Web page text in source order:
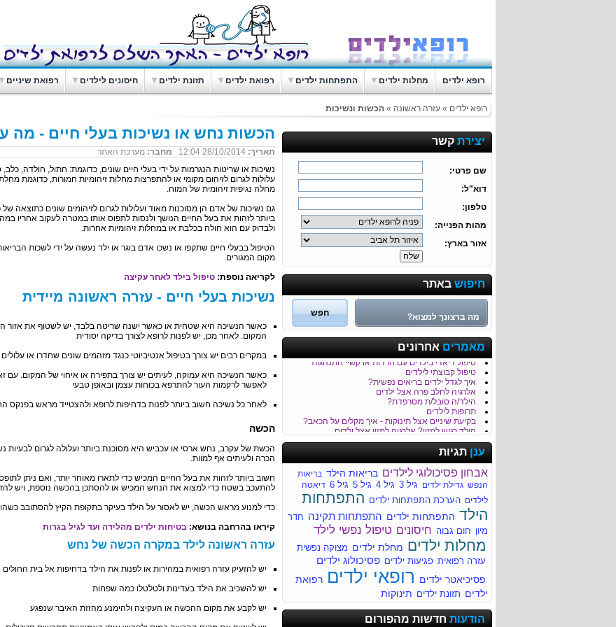
רופא ילדים מחלות ילדים התפתחות ילדים רפואת ילדים תזונת ילדים חיסונים לילדים רפואת שיניים
רופא ילדים » עזרה ראשונה » הכשות ונשיכות
יצירת קשר
שם פרטי:
דוא"ל:
טלפון:
מהות הפנייה:
אזור בארץ:
חיפוש באתר
מאמרים אחרונים
כמה נקי הגן של הילד/ה שלך?
טיפול בבעיות התנהגות וכעסים של ילדים
טיפול דיאדי בילדים עם חרדות או קשיי התנהגות
טיפול קבוצתי לילדים
איך לגדל ילדים בריאים נפשית?
אלרגיה לחלב פרה אצל ילדים
הילד/ה סובל/ת מסרפדת?
תרופות לילדים
בקיעת שיניים אצל תינוקות - איך מקלים על הכאב?
הילד רגיש למזון? אלרגיה למזון אצל ילדים
לילד/ה יש קלקול קיבה?
חבלת ראש והגשת עזרה ראשונה לילד
דלקת קרום המוח Meningitis
חשוב לדעת על מיגרנות בילדים
עקיצות של חרקים - טיפול בילד לאחר עקיצה
סימפטומים נפוצים של מחלות ילדים
איך מזהים שהילד סובל מהתייבשות?
למה הילד/ה סובל/ת מהקאות?
רפואת ילדים
מחלות ילדים
מתי הילד שלך זקוק לעזרה מקצועית?
לדעת יותר על צהבת ילודים
מחלת הנשיקה (Infectious mononucleosis)
מומים מולדים - התפתחותיים ומבניים
ענן תגיות
אבחון פסיכולוגי לילדים בריאות הילד בריאות
הנפש גדילת ילדים גיל 3 גיל 4 גיל 5 גיל 6
דיאטה
לילדים הערכת התפתחות ילדים התפתחות
הילד התפתחות ילדים התפתחות תקינה חדר
מיון חום גבוה חיסונים טיפול נפשי לילד
מחלות ילדים מחלת ילדים מצוקה נפשית
עזרה רפואית פגיעות ילדים פסיכולוג ילדים
פסיכיאטר ילדים רופאי ילדים רפואת
ילדים תזונת ילדים תינוקות
הודעות חדשות מהפורום
ריור בעקבות דלקת גרון
ריור בעקבות דלקת גרון
הכשות נחש או נשיכות בעלי חיים - מה
תאריך: מחבר: מערכת האתר
נשיכות או שריטות הנגרמות על ידי בעלי חיים שונים, כדוגמת: חתול, חולדה,
עלולות לגרום לזיהום מקומי או להתפרצות מחלות זיהומיות חמורות, כדוגמת
מחלה נגיפית זיהומית של המוח.
גם נשיכות של אדם הן מסוכנות מאוד ועלולות לגרום לזיהומים שונים כתוצאה
ביותר לזהות את בעל החיים הנושך ולנסות לתפוס אותו במטרה לעקוב אחריו
ולבדוק עם הוא חולה בכלבת או במחלות זיהומיות אחרות.
הטיפול בבעלי חיים שתקפו או נשכו אדם בוגר או ילד נעשה על ידי לשכות
מקום המגורים.
לקריאה נוספת: טיפול בילד לאחר עקיצה
נשיכות בעלי חיים - עזרה ראשונה מיידית
כאשר הנשיכה היא שטחית או כאשר ישנה שריטה בלבד, יש לשטוף את אזור
המקום. לאחר מכן, יש לפנות לרופא לצורך בדיקה יסודית
במקרים רבים יש צורך בטיפול אנטיביוטי כנגד מזהמים שונים שחדרו או
כאשר הנשיכה היא עמוקה, לעיתים יש צורך בתפירה או איחוי של המקום. עם
לאפשר לרקמות העור להתרפא בכוחות עצמן ובאופן טבעי
לאחר כל נשיכה חשוב ביותר לפנות בדחיפות לרופא ולהצטייד מראש בפנקס
הכשה
הכשת של עקרב, נחש ארסי או עכביש היא מסוכנת ביותר ועלולה לגרום
הכרה ולעיתים אף למוות.
חשוב ביותר לזהות את בעל החיים המכיש כדי לתארו מאוחר יותר, ואם ניתן
להתעכב בשטח כדי למצוא את הנחש המכיש או להסתכן בהכשה נוספת, ויש
כדי למנוע מראש הכשה, יש לאסור על הילד בעיקר בתקופת הקיץ להסתובב
קיראו בהרחבה בנושא: בטיחות ילדים מהלידה ועד לגיל בגרות
עזרה ראשונה לילד במקרה הכשה של נחש
יש להזעיק עזרה רפואית במהירות או לפנות את הילד בדחיפות אל בית החולים
יש להשכיב את הילד בעדינות ולטלטלו כמה שפחות
יש לקבע את מקום ההכשה או העקיצה ולהימנע מהזזת האיבר שנפגע